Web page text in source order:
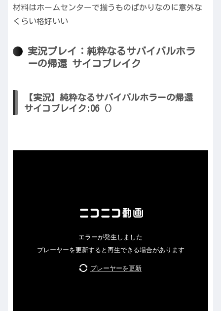
材料はホームセンターで揃うものばかりなのに意外な
くらい格好いい
実況プレイ：純粋なるサバイバルホラ
ーの帰還 サイコブレイク
【実況】純粋なるサバイバルホラーの帰還
サイコブレイク:06（）